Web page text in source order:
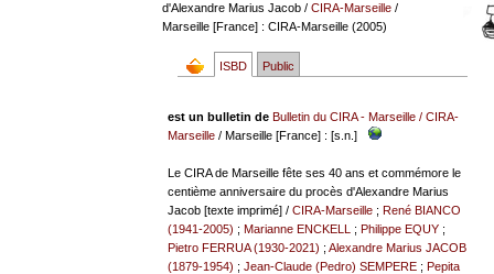
d'Alexandre Marius Jacob/ CIRA-Marseille/
Marseille [France] : CIRA-Marseille (2005)
ISBD Public
est un bulletin de Bulletin du CIRA - Marseille /CIRA-
Marseille / Marseille [France] : [s.n.]
Le CIRA de Marseille fête ses 40 ans et commémore le
centième anniversaire du procès d'Alexandre Marius
Jacob [texte imprimé] /CIRA-Marseille ;René BIANCO
(1941-2005) ;Marianne ENCKELL ;Philippe EQUY ;
Pietro FERRUA (1930-2021) ;Alexandre Marius JACOB
(1879-1954) ;Jean-Claude (Pedro) SEMPERE ;Pepita